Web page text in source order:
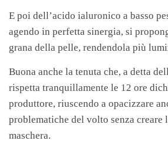
E poi dell’acido ialuronico a basso
agendo in perfetta sinergia, si
grana della pelle, rendendola più
Buona anche la tenuta che, a detta
rispetta tranquillamente le 12 ore
produttore, riuscendo a opacizzare
problematiche del volto senza creare
maschera.